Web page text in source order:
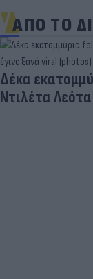
ΑΠΟ ΤΟ
Δέκα
Ντιλέτα